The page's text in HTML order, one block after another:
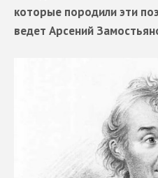
которые породили эти
ведет Арсений